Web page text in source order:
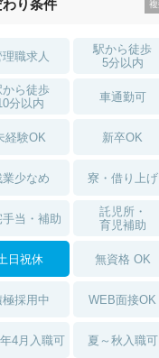
わり条件
理職求人
駅から徒歩
5分以内
から徒歩
分以内
車通勤可
経験OK 新卒OK
業少なめ 寮・借り上げ
手当・補助
託児所・
育児補助
日祝休 無資格 OK
極採用中 WEB面接OK
4月入職可 夏～秋入職可